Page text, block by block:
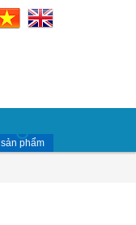
sản phẩm